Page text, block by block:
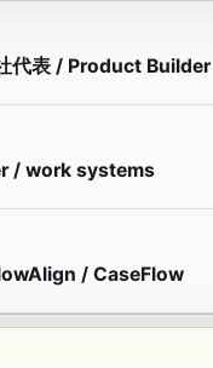
代表 / Product Builder
/ work systems
/ CaseFlow